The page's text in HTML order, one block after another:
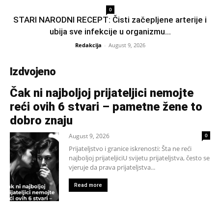
0
STARI NARODNI RECEPT: Čisti začepljene arterije i
ubija sve infekcije u organizmu…
Redakcija - August 9, 2026
Izdvojeno
Čak ni najboljoj prijateljici nemojte
reći ovih 6 stvari – pametne žene to
dobro znaju
August 9, 2026 0
Prijateljstvo i granice iskrenosti: Šta ne reći
najboljoj prijateljiciU svijetu prijateljstva, često se
vjeruje da prava prijateljstva...
Read more